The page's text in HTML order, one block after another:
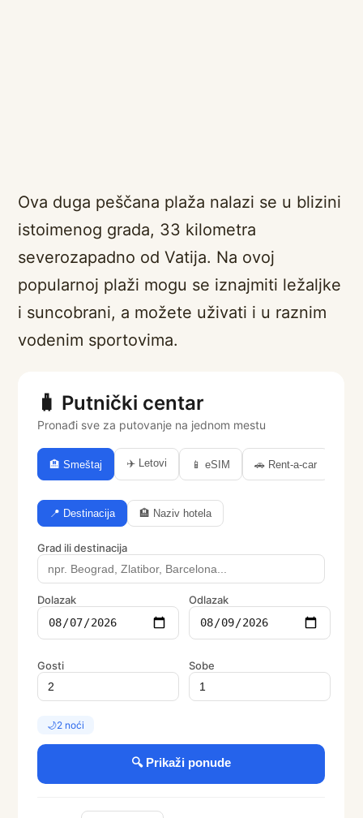
Ova duga peščana plaža nalazi se u blizini
istoimenog grada, 33 kilometra
severozapadno od Vatija. Na ovoj
popularnoj plaži mogu se iznajmiti ležaljke
i suncobrani, a možete uživati i u raznim
vodenim sportovima.